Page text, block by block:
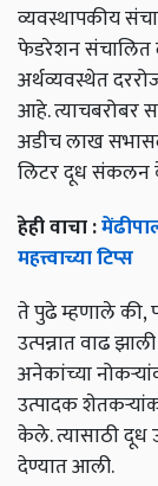
व्यवस्थापकीय
फेडरेशन संचालित
अर्थव्यवस्थेत
आहे. त्याचबरोबर
अडीच लाख
लिटर दूध
हेही वाचा :
महत्त्वाच्या टिप्स
ते पुढे म्हणाले की,
उत्पन्नात वाढ
अनेकांच्या
उत्पादक
केले. त्यासाठी दूध
देण्यात आली.